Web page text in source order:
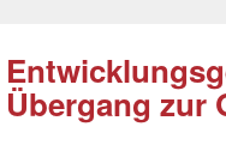
Übergang zur